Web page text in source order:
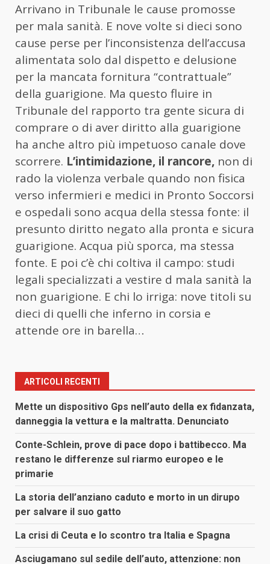
Arrivano in Tribunale le cause promosse
per mala sanità. E nove volte si dieci sono
cause perse per l’inconsistenza dell’accusa
alimentata solo dal dispetto e delusione
per la mancata fornitura “contrattuale”
della guarigione. Ma questo fluire in
Tribunale del rapporto tra gente sicura di
comprare o di aver diritto alla guarigione
ha anche altro più impetuoso canale dove
scorrere. L’intimidazione, il rancore, non di
rado la violenza verbale quando non fisica
verso infermieri e medici in Pronto Soccorsi
e ospedali sono acqua della stessa fonte: il
presunto diritto negato alla pronta e sicura
guarigione. Acqua più sporca, ma stessa
fonte. E poi c’è chi coltiva il campo: studi
legali specializzati a vestire d mala sanità la
non guarigione. E chi lo irriga: nove titoli su
dieci di quelli che inferno in corsia e
attende ore in barella…
ARTICOLI RECENTI
Mette un dispositivo Gps nell’auto della ex fidanzata,
danneggia la vettura e la maltratta. Denunciato
Conte-Schlein, prove di pace dopo i battibecco. Ma
restano le differenze sul riarmo europeo e le
primarie
La storia dell’anziano caduto e morto in un dirupo
per salvare il suo gatto
La crisi di Ceuta e lo scontro tra Italia e Spagna
Asciugamano sul sedile dell’auto, attenzione: non